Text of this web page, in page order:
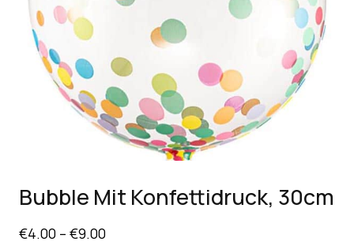
Bubble Mit Konfettidruck, 30cm
€4.00 – €9.00